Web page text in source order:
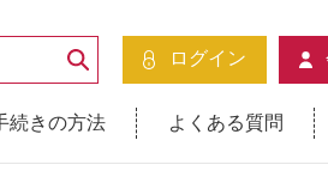
ログイン
続きの方法 よくある質問